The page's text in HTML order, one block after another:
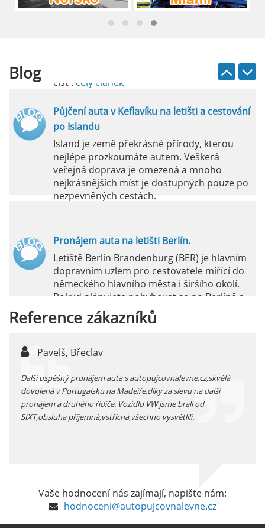
Blog
průvodce
Půjčení auta na letišti Lefkada je skvělý
číst : celý článek
Půjčení auta v Keflavíku na letišti a cestování
po Islandu
Island je země překrásné přírody, kterou
nejlépe prozkoumáte autem. Veškerá
veřejná doprava je omezená a mnoho
nejkrásnějších míst je dostupných pouze po
nezpevněných cestách.
Pronájem auta na letišti Berlín.
Letiště Berlín Brandenburg (BER) je hlavním
dopravním uzlem pro cestovatele mířící do
německého hlavního města i širšího okolí.
Pokud plánujete pohybovat se po Berlíně a
okolních regionech bez omezení, pronájem
auta přímo na letišti je ideální volbou.
Letiště Marseille, oficiálně známé jako
mezinárodní letiště Marseille-Provence, je
hlavní vstupní branou do regionu Provence
a nachází se přibližně 27 km od centra města
Půjčení auta na letišti v Alicante je výborný
způsob, jak pohodlně objevovat město i jeho
okolí. Letiště Alicante-Elche, hlavní vstupní
Reference zákazníků
Pavelš, Břeclav
Další uspěšný pronájem auta s autopujcovnalevne.cz,skvělá
dovolená v Portugalsku na Madeiře.díky za slevu na další
pronájem a druhého řidiče. Vozidlo VW jsme brali od
SIXT,obsluha příjemná,vstřícná,všechno vysvětlili.
Vaše hodnocení nás zajímají, napište nám:
hodnoceni@autopujcovnalevne.cz